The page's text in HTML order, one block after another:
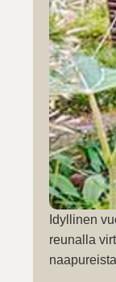
Idyllinen
reunalla